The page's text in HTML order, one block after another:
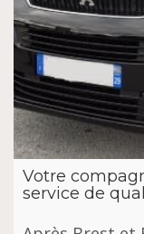
Votre
service de